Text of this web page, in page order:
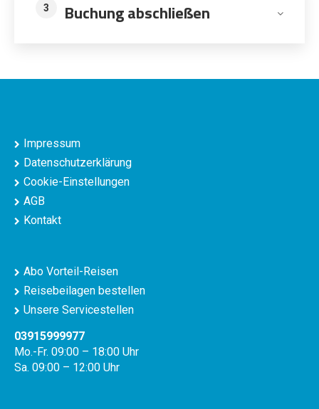
3 Buchung abschließen
Impressum
Datenschutzerklärung
Cookie-Einstellungen
AGB
Kontakt
Abo Vorteil-Reisen
Reisebeilagen bestellen
Unsere Servicestellen
03915999977
Mo.-Fr. 09:00 – 18:00 Uhr
Sa. 09:00 – 12:00 Uhr